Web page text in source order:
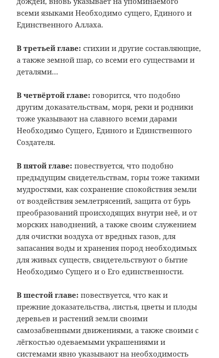
всеми языками Необходимо сущего, Единого и
Единственного Аллаха.
В третьей главе:стихии и другие составляющие,
а также земной шар, со всеми его существами и
деталями…
В четвёртой главе: говорится, что подобно
другим доказательствам, моря, реки и родники
тоже указывают на славного всеми дарами
Необходимо Сущего, Единого и Единственного
Создателя.
В пятой главе: повествуется, что подобно
предыдущим свидетельствам, горы тоже такими
мудростями, как сохранение спокойствия земли
от воздействия землетрясений, защита от бурь
преобразований происходящих внутри неё, и от
морских наводнений, а также своим служением
для очистки воздуха от вредных газов, для
запасания воды и хранения пород необходимых
для живых существ, свидетельствуют о бытие
Необходимо Сущего и о Его единственности.
В шестой главе: повествуется, что как и
прежние доказательства, листья, цветы и плоды
деревьев и растений земли своими
самозабвенными движениями, а также своими с
лёгкостью одеваемыми украшениями и
системами явно указывают на необходимость